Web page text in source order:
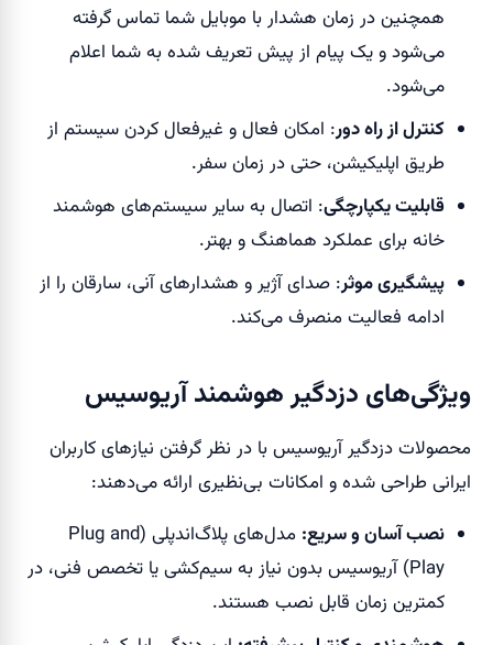
همچنین در زمان هشدار با موبایل شما تماس گرفته
می‌شود و یک پیام از پیش تعریف شده به شما اعلام
می‌شود.
کنترل از راه دور: امکان فعال و غیرفعال کردن سیستم از
طریق اپلیکیشن، حتی در زمان سفر.
قابلیت یکپارچگی: اتصال به سایر سیستم‌های هوشمند
خانه برای عملکرد هماهنگ و بهتر.
پیشگیری موثر: صدای آژیر و هشدارهای آنی، سارقان را از
ادامه فعالیت منصرف می‌کند.
ویژگی‌های دزدگیر هوشمند آریوسیس
محصولات دزدگیر آریوسیس با در نظر گرفتن نیازهای کاربران
ایرانی طراحی شده و امکانات بی‌نظیری ارائه می‌دهند:
نصب آسان و سریع:
مدل‌های پلاگ‌اند‌پلی (Plug and
Play) آریوسیس بدون نیاز به سیم‌کشی یا تخصص فنی، در
کمترین زمان قابل نصب هستند.